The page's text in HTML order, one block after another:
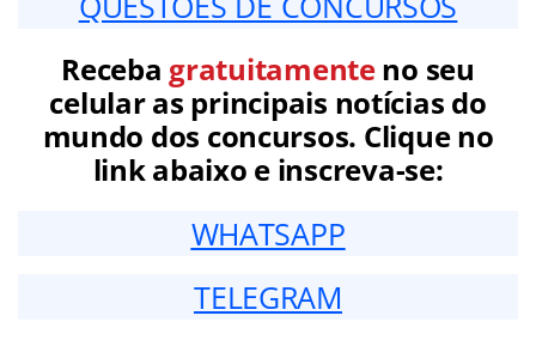
Receba gratuitamenteno seu
celular as principais notícias do
mundo dos concursos. Clique no
link abaixo e inscreva-se:
WHATSAPP
TELEGRAM